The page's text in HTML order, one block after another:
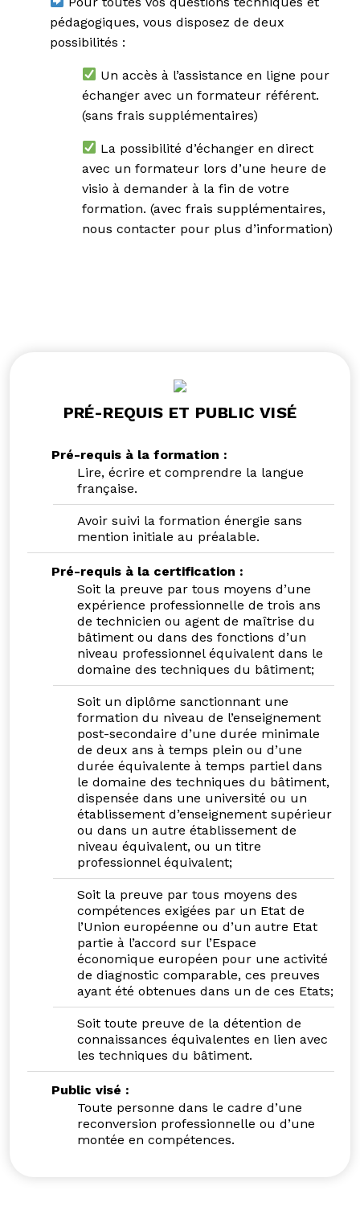
PRÉ-REQUIS ET PUBLIC VISÉ
Pré-requis à la formation :
Lire, écrire et comprendre la langue
française.
Avoir suivi la formation énergie sans
mention initiale au préalable.
Pré-requis à la certification :
Soit la preuve par tous moyens d’une
expérience professionnelle de trois ans
de technicien ou agent de maîtrise du
bâtiment ou dans des fonctions d’un
niveau professionnel équivalent dans le
domaine des techniques du bâtiment;
Soit un diplôme sanctionnant une
formation du niveau de l’enseignement
post-secondaire d’une durée minimale
de deux ans à temps plein ou d’une
durée équivalente à temps partiel dans
le domaine des techniques du bâtiment,
dispensée dans une université ou un
établissement d’enseignement supérieur
ou dans un autre établissement de
niveau équivalent, ou un titre
professionnel équivalent;
Soit la preuve par tous moyens des
compétences exigées par un Etat de
l’Union européenne ou d’un autre Etat
partie à l’accord sur l’Espace
économique européen pour une activité
de diagnostic comparable, ces preuves
ayant été obtenues dans un de ces Etats;
Soit toute preuve de la détention de
connaissances équivalentes en lien avec
les techniques du bâtiment.
Public visé :
Toute personne dans le cadre d’une
reconversion professionnelle ou d’une
montée en compétences.
pédagogiques, vous disposez de deux
possibilités :
Un accès à l’assistance en ligne pour
échanger avec un formateur référent.
(sans frais supplémentaires)
La possibilité d’échanger en direct
avec un formateur lors d’une heure de
visio à demander à la fin de votre
formation. (avec frais supplémentaires,
nous contacter pour plus d’information)